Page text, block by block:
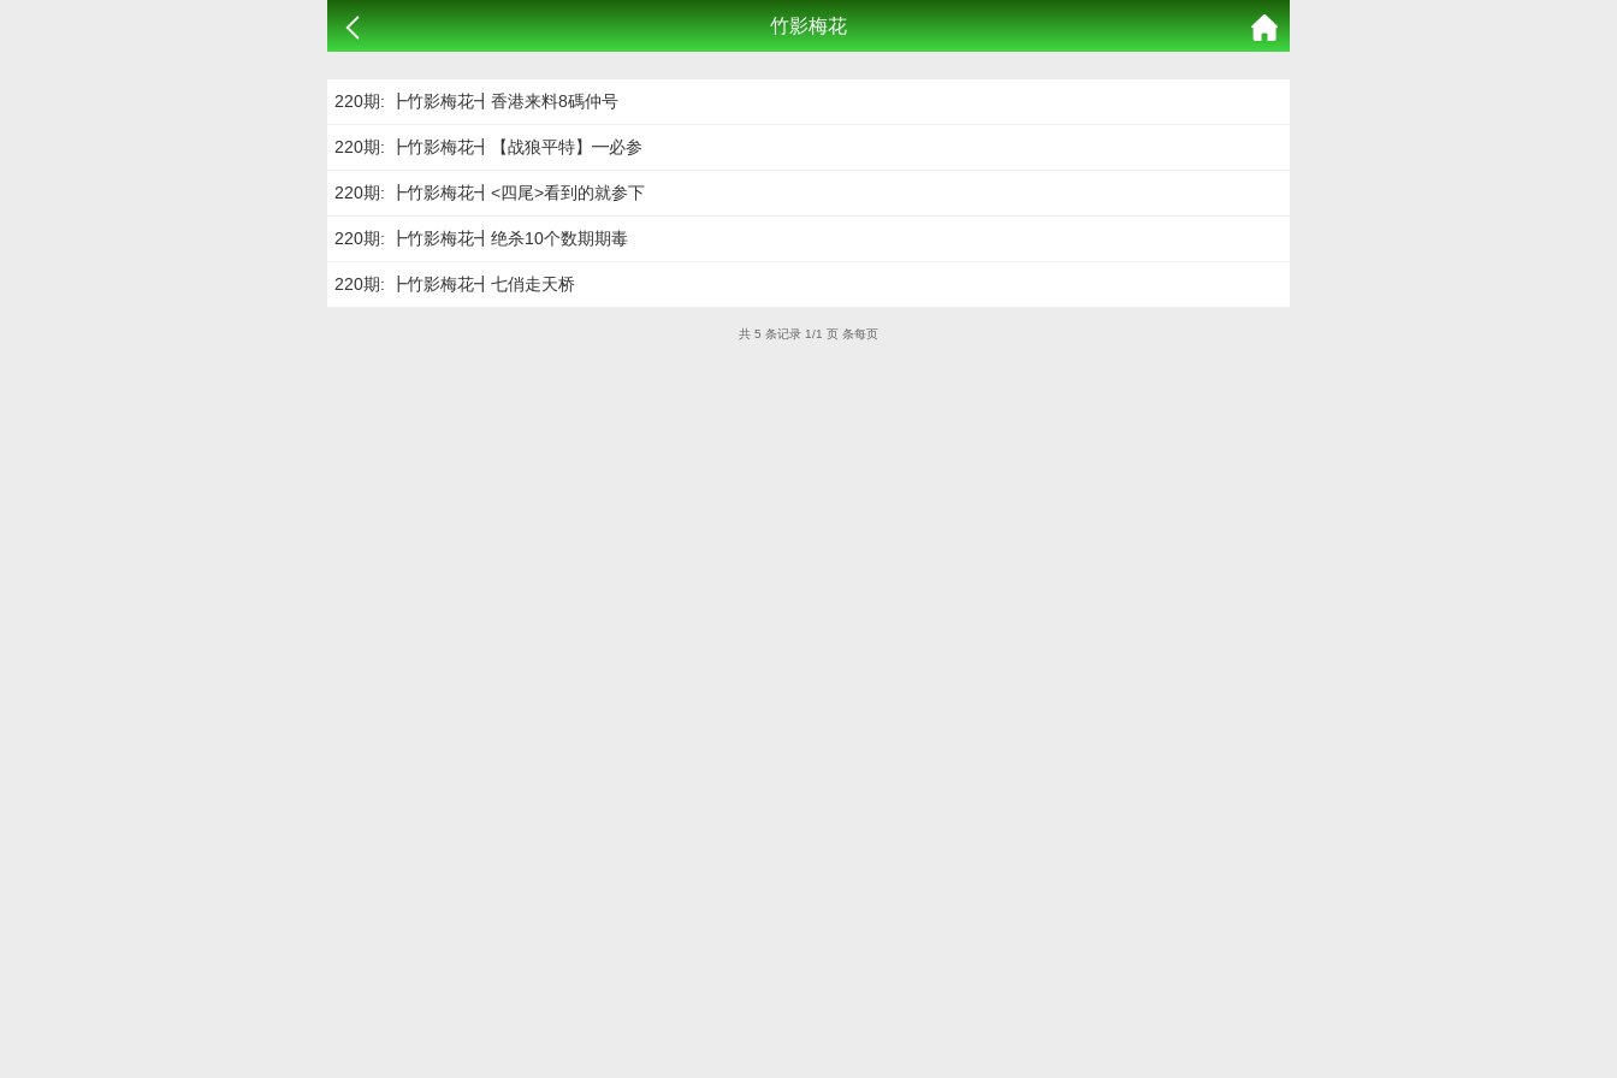
竹影梅花
220期: ┣竹影梅花┫香港来料8碼仲号
220期: ┣竹影梅花┫【战狼平特】━必参
220期: ┣竹影梅花┫<四尾>看到的就参下
220期: ┣竹影梅花┫绝杀10个数期期毒
220期: ┣竹影梅花┫七俏走天桥
共 5 条记录 1/1 页 条每页